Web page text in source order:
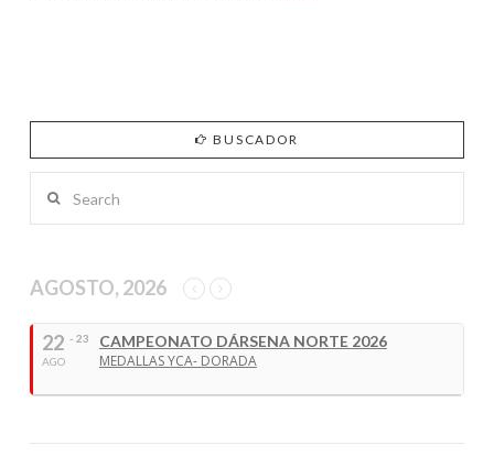
BUSCADOR
AGOSTO, 2026
22
AGO
- 23
CAMPEONATO DÁRSENA NORTE 2026
MEDALLAS YCA- DORADA